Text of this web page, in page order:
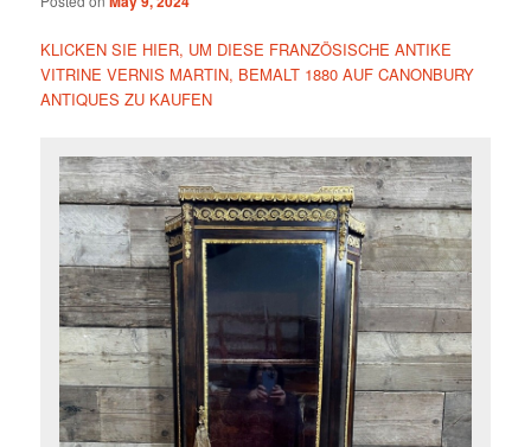
KLICKEN SIE HIER, UM DIESE FRANZÖSISCHE ANTIKE
VITRINE VERNIS MARTIN, BEMALT 1880 AUF CANONBURY
ANTIQUES ZU KAUFEN